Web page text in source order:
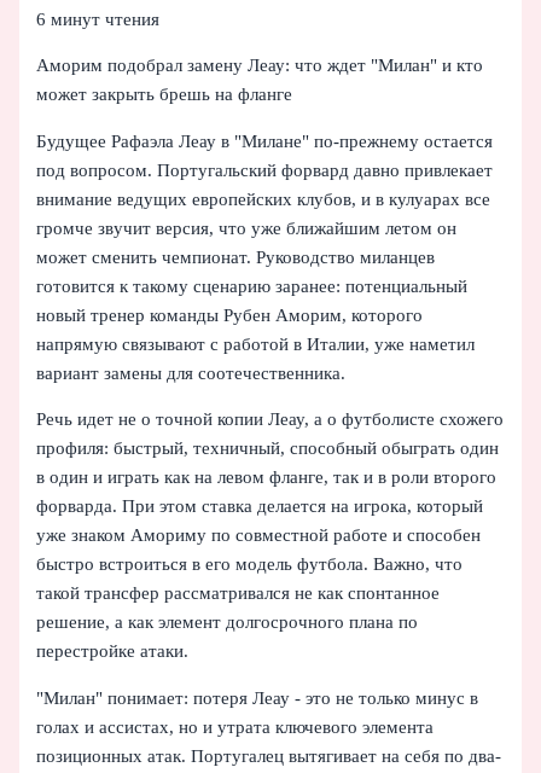
6 минут чтения
Аморим подобрал замену Леау: что ждет "Милан" и кто
может закрыть брешь на фланге
Будущее Рафаэла Леау в "Милане" по‑прежнему остается
под вопросом. Португальский форвард давно привлекает
внимание ведущих европейских клубов, и в кулуарах все
громче звучит версия, что уже ближайшим летом он
может сменить чемпионат. Руководство миланцев
готовится к такому сценарию заранее: потенциальный
новый тренер команды Рубен Аморим, которого
напрямую связывают с работой в Италии, уже наметил
вариант замены для соотечественника.
Речь идет не о точной копии Леау, а о футболисте схожего
профиля: быстрый, техничный, способный обыграть один
в один и играть как на левом фланге, так и в роли второго
форварда. При этом ставка делается на игрока, который
уже знаком Амориму по совместной работе и способен
быстро встроиться в его модель футбола. Важно, что
такой трансфер рассматривался не как спонтанное
решение, а как элемент долгосрочного плана по
перестройке атаки.
"Милан" понимает: потеря Леау - это не только минус в
голах и ассистах, но и утрата ключевого элемента
позиционных атак. Португалец вытягивает на себя по два-